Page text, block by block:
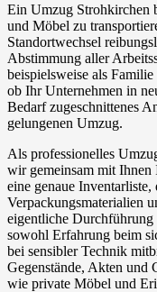
Ein Umzug Strohkirchen
und Möbel zu
Standortwechsel
Abstimmung aller
beispielsweise als
ob Ihr Unternehmen in
Bedarf zugeschnittenes
gelungenen Umzug.
Als professionelles
wir gemeinsam mit
eine genaue
Verpackungsmaterialien
eigentliche
sowohl Erfahrung beim
bei sensibler Technik
Gegenstände, Akten und
wie private Möbel und